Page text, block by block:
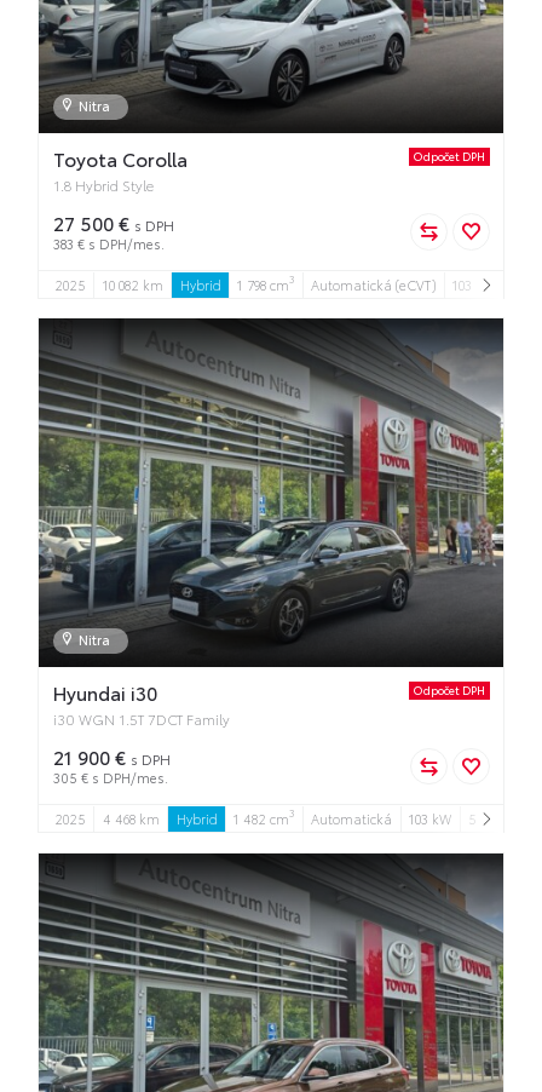
Nitra
Toyota Corolla
1.8 Hybrid Style
Odpočet DPH
27 500 € s DPH
383 € s DPH/mes.
2025 10 082 km Hybrid 1 798 cm3 Automatická (eCVT) 103 kW
Nitra
Hyundai i30
i30 WGN 1.5T 7DCT Family
Odpočet DPH
21 900 € s DPH
305 € s DPH/mes.
2025 4 468 km Hybrid 1 482 cm3 Automatická 103 kW 5